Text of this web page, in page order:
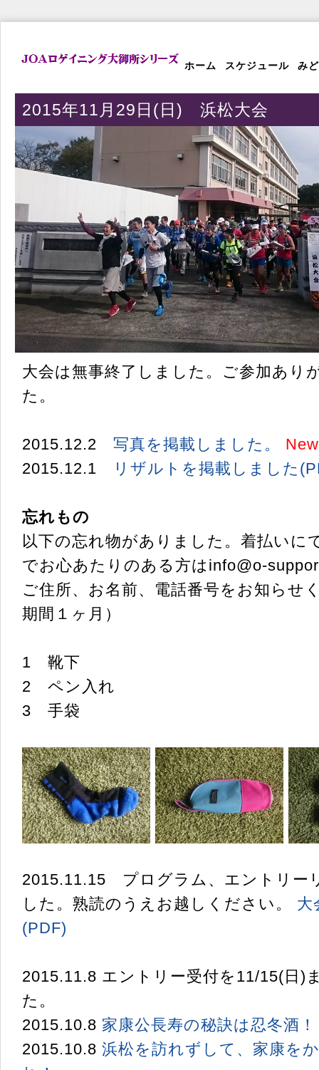
み
スケジュール
ホーム
2015年11月29日(日) 浜松大会
大会は無事終了しました。ご参加あり
た。
2015.12.2 写真を掲載しました。
2015.12.1
リザルトを掲載しました
忘れもの
以下の忘れ物がありました。着払いに
でお心あたりのある方はinfo@o-
ご住所、お名前、電話番号をお知らせ
期間１ヶ月）
1 靴下
2 ペン入れ
3 手袋
2015.11.15 プログラム、エントリー
した。熟読のうえお越しください。 大
(PDF)
2015.11.8 エントリー受付を11/15(日)
た。
2015.10.8 家康公長寿の秘訣は忍冬酒
2015.10.8 浜松を訪れずして、家康を